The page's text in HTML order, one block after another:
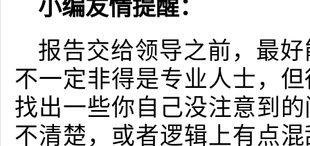
小编友情提醒：
报告交给领导之前，最
不一定非得是专业人士，
找出一些你自己没注意到
不清楚，或者逻辑上有点